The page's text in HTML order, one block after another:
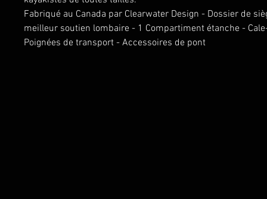
Fabriqué au Canada par Clearwater Design - Dossier de
meilleur soutien lombaire - 1 Compartiment étanche -
Poignées de transport - Accessoires de pont